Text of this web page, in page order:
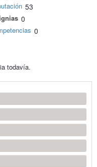
53
0
0
todavía.